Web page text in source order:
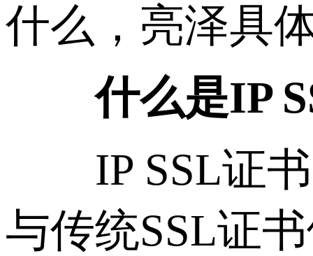
什么，亮泽具
什么是IP
IP SSL证书
与传统SSL证